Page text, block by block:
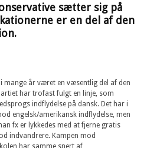
sætter sig på
er en del af den
mange år været en væsentlig del af den
har trofast fulgt en linje, som
indflydelse på dansk. Det har i
engelsk/amerikansk indflydelse, men
fx er lykkedes med at fjerne gratis
indvandrere. Kampen mod
har samme snert af